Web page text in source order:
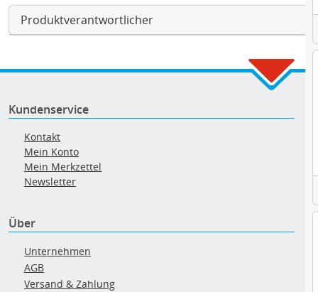
Produktverantwortlicher
Kundenservice
Kontakt
Mein Konto
Mein Merkzettel
Newsletter
Über
Unternehmen
AGB
Versand & Zahlung